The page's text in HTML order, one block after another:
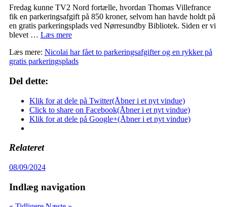
Fredag kunne TV2 Nord fortælle, hvordan Thomas Villefrance
fik en parkeringsafgift på 850 kroner, selvom han havde holdt på
en gratis parkeringsplads ved Nørresundby Bibliotek. Siden er vi
blevet … Læs mere
Læs mere: Nicolai har fået to parkeringsafgifter og en rykker på
gratis parkeringsplads
Del dette:
Klik for at dele på Twitter(Åbner i et nyt vindue)
Click to share on Facebook(Åbner i et nyt vindue)
Klik for at dele på Google+(Åbner i et nyt vindue)
Relateret
08/09/2024
Indlæg navigation